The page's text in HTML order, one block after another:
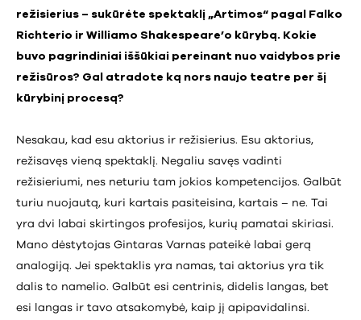
režisierius – sukūrėte spektaklį „Artimos“ pagal Falko
Richterio ir Williamo Shakespeare’o kūrybą. Kokie
buvo pagrindiniai iššūkiai pereinant nuo vaidybos prie
režisūros? Gal atradote ką nors naujo teatre per šį
kūrybinį procesą?
Nesakau, kad esu aktorius ir režisierius. Esu aktorius,
režisavęs vieną spektaklį. Negaliu savęs vadinti
režisieriumi, nes neturiu tam jokios kompetencijos. Galbūt
turiu nuojautą, kuri kartais pasiteisina, kartais – ne. Tai
yra dvi labai skirtingos profesijos, kurių pamatai skiriasi.
Mano dėstytojas Gintaras Varnas pateikė labai gerą
analogiją. Jei spektaklis yra namas, tai aktorius yra tik
dalis to namelio. Galbūt esi centrinis, didelis langas, bet
esi langas ir tavo atsakomybė, kaip jį apipavidalinsi.